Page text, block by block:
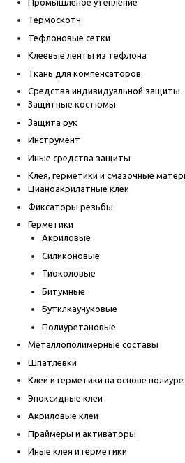
Термоскотч
Тефлоновые сетки
Клеевые ленты из тефлона
Ткань для компенсаторов
Средства индивидуальной защиты
Защитные костюмы
Защита рук
Инструмент
Иные средства защиты
Клея, герметики и смазочные
Цианоакрилатные клеи
Фиксаторы резьбы
Герметики
Акриловые
Силиконовые
Тиоколовые
Битумные
Бутилкаучуковые
Полиуретановые
Металлополимерные составы
Шпатлевки
Клеи и герметики на основе
Эпоксидные клеи
Акриловые клеи
Праймеры и активаторы
Иные клея и герметики